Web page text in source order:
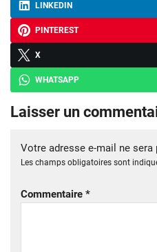
LINKEDIN
PINTEREST
X
WHATSAPP
Laisser un
Votre adresse e-mail ne sera
Les champs obligatoires sont
Commentaire *